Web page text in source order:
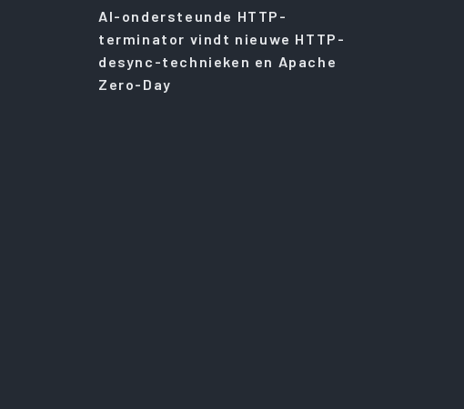
AI-ondersteunde HTTP-
terminator vindt nieuwe HTTP-
desync-technieken en Apache
Zero-Day